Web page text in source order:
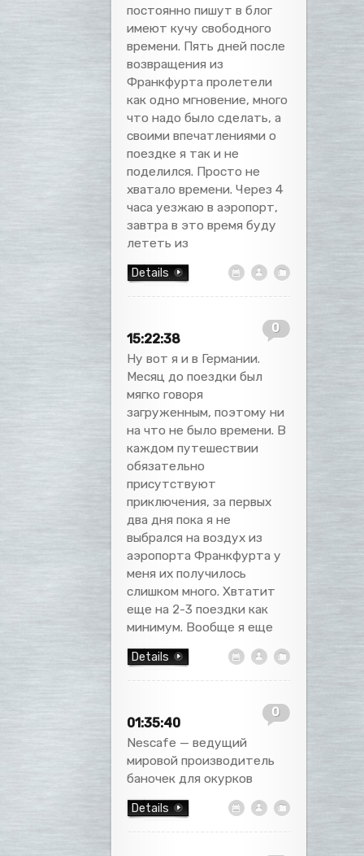
постоянно пишут в блог
имеют кучу свободного
времени. Пять дней после
возвращения из
Франкфурта пролетели
как одно мгновение, много
что надо было сделать, а
своими впечатлениями о
поездке я так и не
поделился. Просто не
хватало времени. Через 4
часа уезжаю в аэропорт,
завтра в это время буду
лететь из
Details
0
15:22:38
Ну вот я и в Германии.
Месяц до поездки был
мягко говоря
загруженным, поэтому ни
на что не было времени. В
каждом путешествии
обязательно
присутствуют
приключения, за первых
два дня пока я не
выбрался на воздух из
аэропорта Франкфурта у
меня их получилось
слишком много. Хвтатит
еще на 2-3 поездки как
минимум. Вообще я еще
Details
0
01:35:40
Nescafe — ведущий
мировой производитель
баночек для окурков
Details